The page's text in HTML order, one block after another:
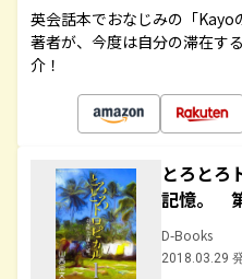
英会話本でおなじみの「Kayo
著者が、今度は自分の滞在す
介！
とろとろ
記憶。
D-Books
2018.03.29